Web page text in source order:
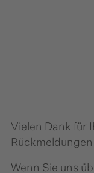
Vielen Dank für
Wenn Sie uns